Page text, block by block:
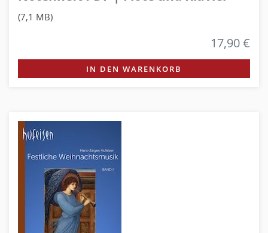
(7,1 MB)
17,90 €
IN DEN WARENKORB